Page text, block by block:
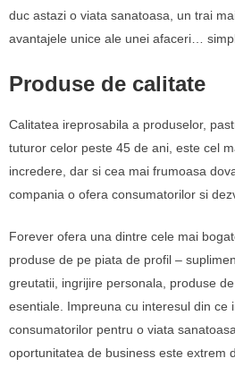
duc astazi o viata sanatoasa, un trai
avantajele unice ale unei afaceri…
Produse de calitate
Calitatea ireprosabila a produselor,
tuturor celor peste 45 de ani, este cel
incredere, dar si cea mai frumoasa
compania o ofera consumatorilor si
Forever ofera una dintre cele mai
produse de pe piata de profil –
greutatii, ingrijire personala, produse
esentiale. Impreuna cu interesul din ce
consumatorilor pentru o viata
oportunitatea de business este extrem